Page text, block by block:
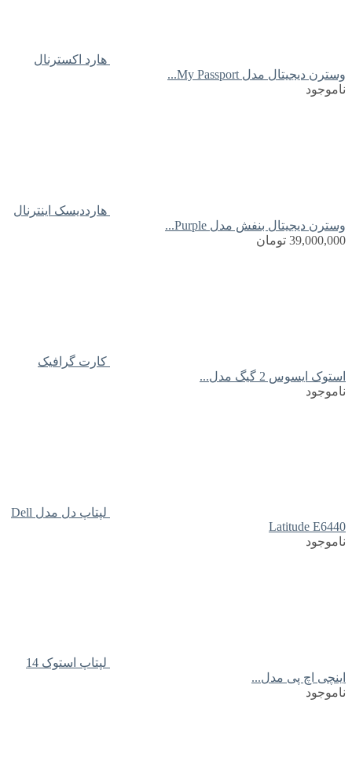
هارد اکسترنال
وسترن دیجیتال مدل My Passport...
ناموجود
هارددیسک اینترنال
وسترن دیجیتال بنفش مدل Purple...
39,000,000 تومان
کارت گرافیک
استوک ایسوس 2 گیگ مدل...
ناموجود
لپتاپ دل مدل Dell
Latitude E6440
ناموجود
لپتاپ استوک 14
اینچی اچ پی مدل...
ناموجود